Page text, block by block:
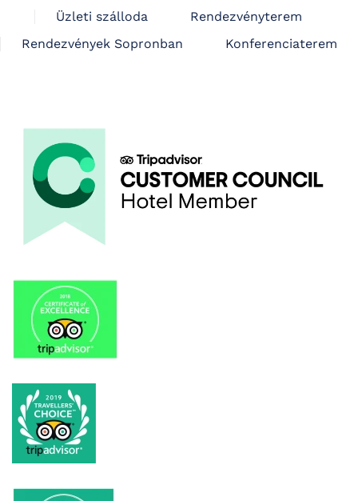
Üzleti szálloda
Rendezvényterem
Rendezvények Sopronban
Konferenciaterem